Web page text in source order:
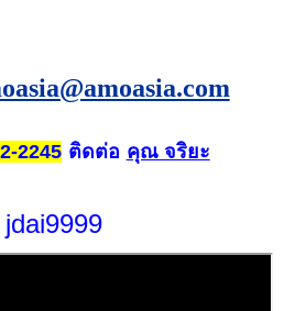
2245ติดต่อ คุณ จริยะ
jdai9999